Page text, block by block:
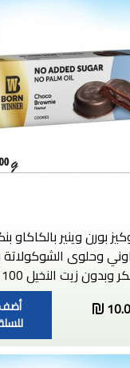
بورن وينير بالكاكاو
وحلوى
وبدون زيت النخيل 100 غم